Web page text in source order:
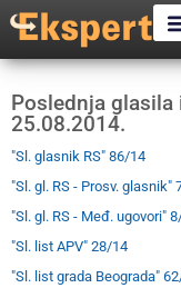
Poslednja
25.08.2014.
"Sl. glasnik RS" 86/14
"Sl. gl. RS - Prosv. glasnik"
"Sl. gl. RS - Međ. ugovori"
"Sl. list APV" 28/14
"Sl. list grada Beograda"